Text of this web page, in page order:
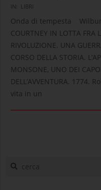
2024-
10-
29
IN: LIBRI
Onda di tempesta Wilbur
COURTNEY IN LOTTA FRA
RIVOLUZIONE. UNA
CORSO DELLA STORIA.
MONSONE, UNO DEI
DELL’AVVENTURA.
vita in un
cerca